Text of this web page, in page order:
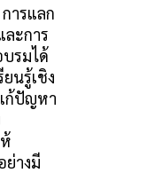
ารแลก
ะการ
รมได้
นรู้เชิง
ก้ปัญหา
ย่างมี